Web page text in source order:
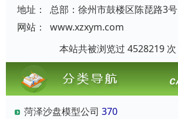
地址：
总部：徐州市鼓楼区陈琵路3号
网站：
www.xzxym.com
本站共被浏览过 4528219 次
菏泽沙盘模型公司 370